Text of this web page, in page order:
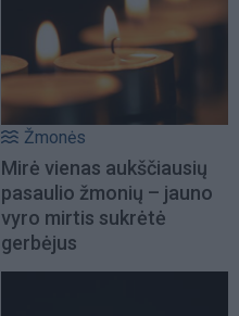
Žmonės
Mirė vienas aukščiausių
pasaulio žmonių – jauno
vyro mirtis sukrėtė
gerbėjus